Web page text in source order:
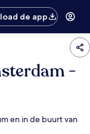
de app
-
en in de buurt van